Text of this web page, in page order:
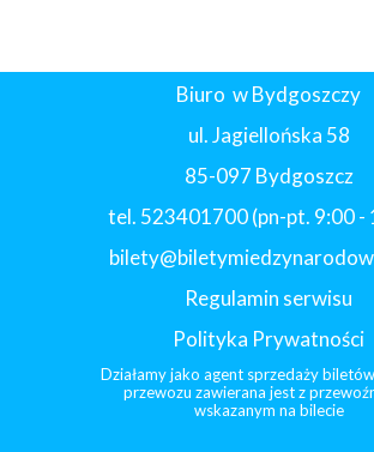
Biuro w Bydgoszczy
ul. Jagiellońska 58
85-097 Bydgoszcz
tel. 523401700 (pn-pt. 9:00 -
Regulamin serwisu
Polityka Prywatności
Działamy jako agent sprzedaży
przewozu zawierana jest z
wskazanym na bilecie